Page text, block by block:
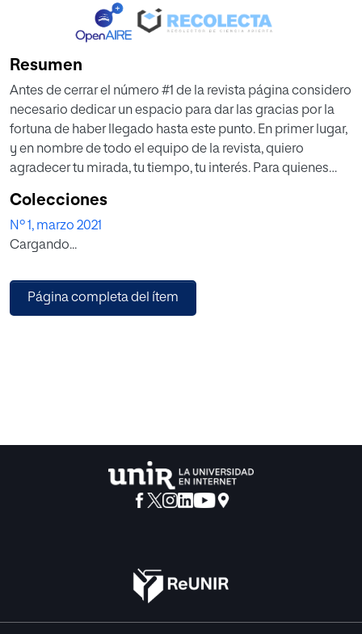
Resumen
Antes de cerrar el número #1 de la revista página considero
necesario dedicar un espacio para dar las gracias por la
fortuna de haber llegado hasta este punto. En primer lugar,
y en nombre de todo el equipo de la revista, quiero
agradecer tu mirada, tu tiempo, tu interés. Para quienes
marcha, pero más aun percibir la buena acogida que ha
suscitado en el sector de la musicoterapia. Esperamos
gustosos vuestros comentarios y sugerencias para seguir
investigador un mejor servicio a la comu-nidad de
musicoterapeutas.
Colecciones
Nº 1, marzo 2021
Cargando...
Página completa del ítem